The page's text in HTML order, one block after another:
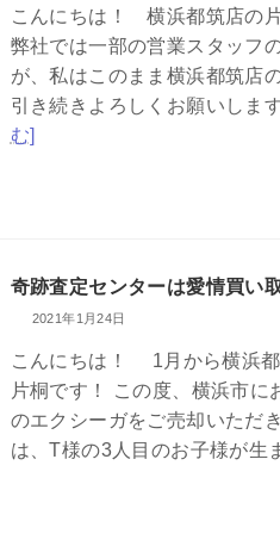
こんにちは！ 横浜都筑店の
弊社では一部の営業スタッフ
が、私はこのまま横浜都筑店
引き続きよろしくお願いし
む]
奇跡査定センターは愛情買い
2021年1月24日
こんにちは！ 1月から横浜都
片桐です！ この度、横浜市
のエクシーガをご売却いただ
は、T様の3人目のお子様が生